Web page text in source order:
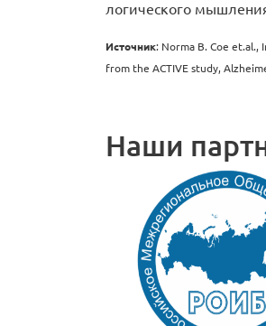
логического
Источник: Norma B. Coe et.al.,
from the ACTIVE study,
Наши